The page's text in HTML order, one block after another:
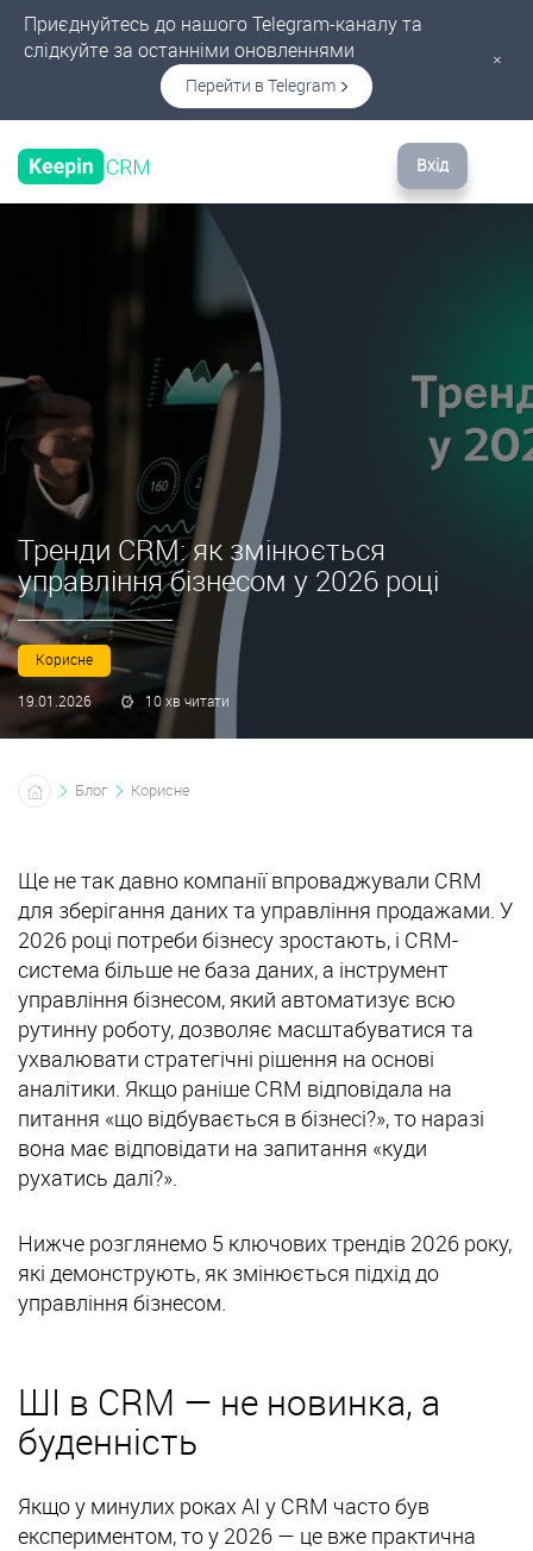
Приєднуйтесь до нашого Telegram-каналу та
слідкуйте за останніми оновленнями
Перейти в Telegram
×
Вхід
Тренди CRM: як змінюється
управління бізнесом у 2026 році
Корисне
19.01.2026 10 хв читати
Блог Корисне
Ще не так давно компанії впроваджували CRM
для зберігання даних та управління продажами. У
2026 році потреби бізнесу зростають, і CRM-
система більше не база даних, а інструмент
управління бізнесом, який автоматизує всю
рутинну роботу, дозволяє масштабуватися та
ухвалювати стратегічні рішення на основі
аналітики. Якщо раніше CRM відповідала на
питання «що відбувається в бізнесі?», то наразі
вона має відповідати на запитання «куди
рухатись далі?».
Нижче розглянемо 5 ключових трендів 2026 року,
які демонструють, як змінюється підхід до
управління бізнесом.
ШІ в CRM — не новинка, а
буденність
Якщо у минулих роках AI у CRM часто був
експериментом, то у 2026 — це вже практична